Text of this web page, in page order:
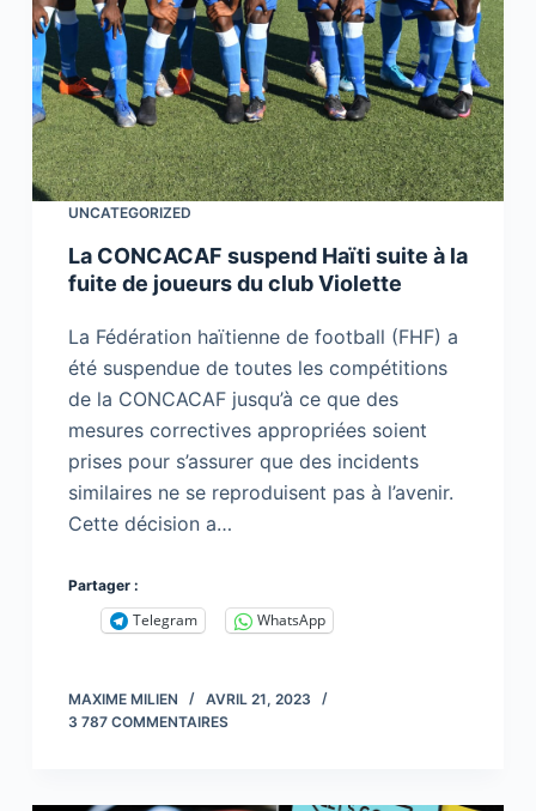
UNCATEGORIZED
La CONCACAF suspend Haïti suite à la
fuite de joueurs du club Violette
La Fédération haïtienne de football (FHF) a
été suspendue de toutes les compétitions
de la CONCACAF jusqu’à ce que des
mesures correctives appropriées soient
prises pour s’assurer que des incidents
similaires ne se reproduisent pas à l’avenir.
Cette décision a…
Partager :
Telegram WhatsApp
MAXIME MILIEN
AVRIL 21, 2023
3 787 COMMENTAIRES